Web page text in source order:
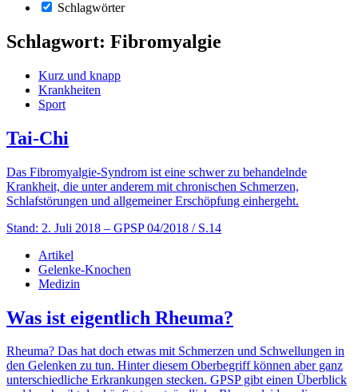
Schlagwörter
Schlagwort: Fibromyalgie
Kurz und knapp
Krankheiten
Sport
Tai-Chi
Das Fibromyalgie-Syndrom ist eine schwer zu behandelnde
Krankheit, die unter anderem mit chronischen Schmerzen,
Schlafstörungen und allgemeiner Erschöpfung einhergeht.
Stand: 2. Juli 2018 – GPSP 04/2018 / S.14
Artikel
Gelenke-Knochen
Medizin
Was ist eigentlich Rheuma?
Rheuma? Das hat doch etwas mit Schmerzen und Schwellungen in
den Gelenken zu tun. Hinter diesem Oberbegriff können aber ganz
unterschiedliche Erkrankungen stecken. GPSP gibt einen Überblick